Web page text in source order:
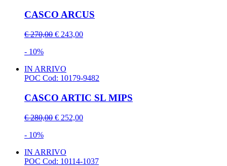
CASCO ARCUS
€ 270,00 € 243,00
- 10%
IN ARRIVO
POC Cod: 10179-9482
CASCO ARTIC SL MIPS
€ 280,00 € 252,00
- 10%
IN ARRIVO
POC Cod: 10114-1037